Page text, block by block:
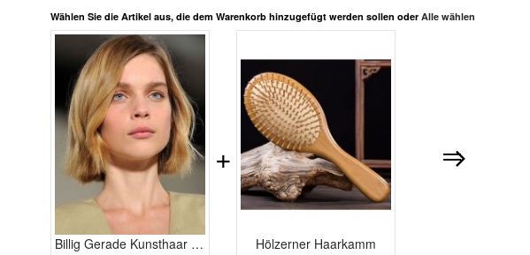
Wählen Sie die Artikel aus, die dem Warenkorb hinzugefügt werden sollen oder Alle wählen
Billig Gerade Kunsthaar Hübsche Spitzefront Perücke Hölzerner Haarkamm
+